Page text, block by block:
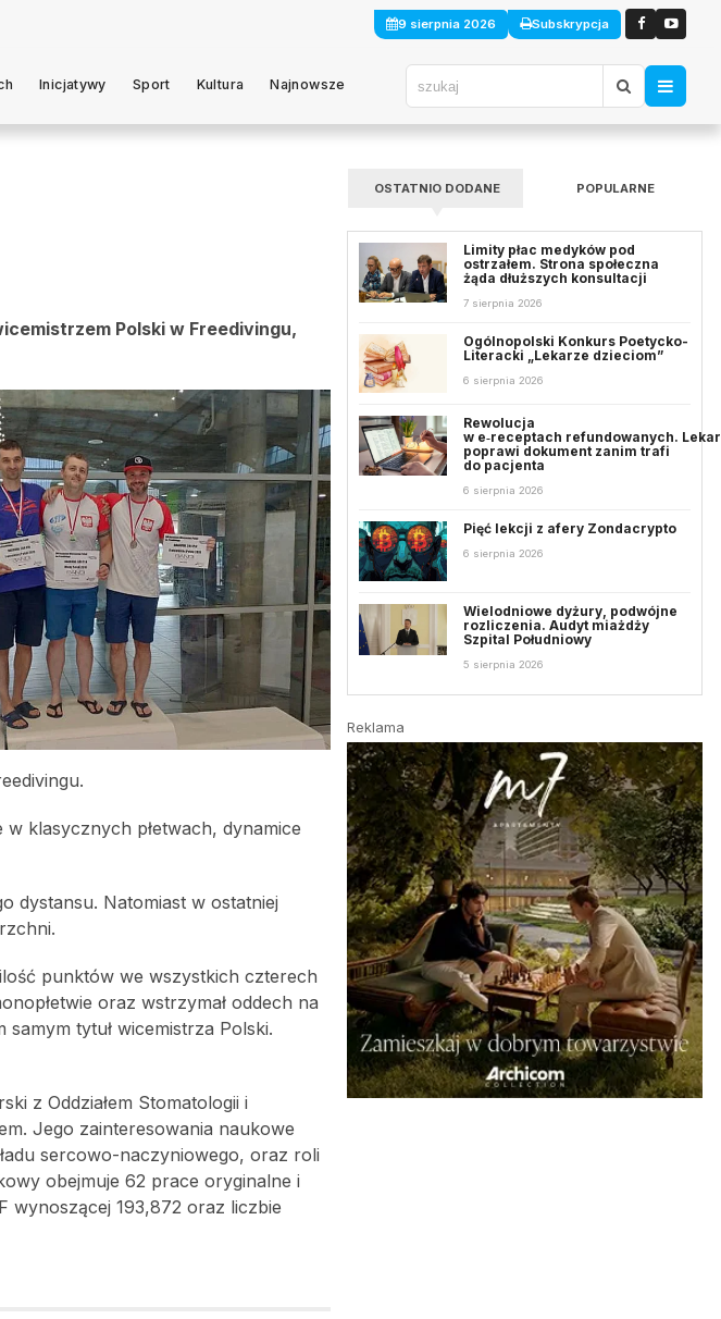
9 sierpnia 2026 Subskrypcja
Inicjatywy Sport Kultura Najnowsze
Polski w Freedivingu,
klasycznych płetwach, dynamice
dystansu. Natomiast w ostatniej
punktów we wszystkich czterech
oraz wstrzymał oddech na
tytuł wicemistrza Polski.
z Oddziałem Stomatologii i
Jego zainteresowania naukowe
sercowo-naczyniowego, oraz roli
obejmuje 62 prace oryginalne i
wynoszącej 193,872 oraz liczbie
OSTATNIO DODANE POPULARNE
Limity płac medyków pod
ostrzałem. Strona społeczna
żąda dłuższych konsultacji
7 sierpnia 2026
Ogólnopolski Konkurs Poetycko-
Literacki „Lekarze dzieciom”
6 sierpnia 2026
Rewolucja
w e‑receptach refundowanych.
poprawi dokument zanim trafi
do pacjenta
6 sierpnia 2026
Pięć lekcji z afery Zondacrypto
6 sierpnia 2026
Wielodniowe dyżury, podwójne
rozliczenia. Audyt miażdży
Szpital Południowy
5 sierpnia 2026
Reklama